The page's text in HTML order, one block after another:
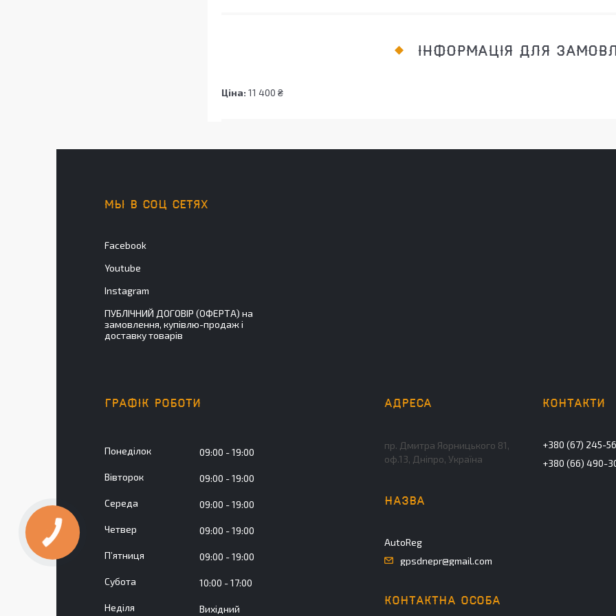
ІНФОРМАЦІЯ ДЛЯ
Ціна: 11 400 ₴
МЫ В СОЦ СЕТЯХ
Facebook
Youtube
Instagram
ПУБЛІЧНИЙ ДОГОВІР (ОФЕРТА) на
замовлення, купівлю-продаж і
доставку товарів
ГРАФІК РОБОТИ
Понеділок 09:00 19:00
Вівторок 09:00 19:00
Середа 09:00 19:00
Четвер 09:00 19:00
Пʼятниця 09:00 19:00
Субота 10:00 17:00
Неділя Вихідний
пр. Дмитра Яорницького 81,
оф.13, Дніпро, Україна
AutoReg
gpsdnepr@gmail.com
+380 (67) 245-
+380 (66) 490-